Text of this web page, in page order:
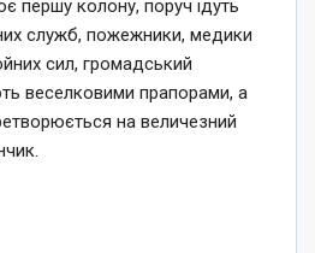
першу колону, поруч ідуть
служб, пожежники, медики
сил, громадський
веселковими прапорами, а
на величезний